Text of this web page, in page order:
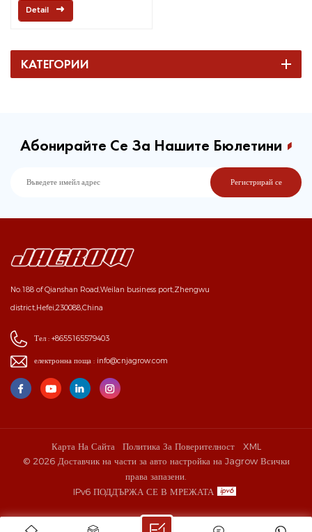
Detail
КАТЕГОРИИ
Абонирайте Се За Нашите Бюлетини
No.188 of Qianshan Road,Weilan business port,Zhengwu
district,Hefei,230088,China
Тел : +8655165579403
електронна поща : info@cnjagrow.com
Карта На Сайта Политика За Поверителност
XML
© 2026 Доставчик на части за авто настройка на Jagrow Всички
права запазени.
IPv6 ПОДДЪРЖА СЕ В МРЕЖАТА